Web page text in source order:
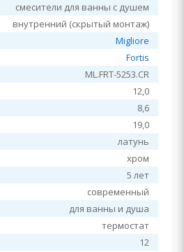
смесители для ванны с душем
внутренний (скрытый монтаж)
Migliore
Fortis
ML.FRT-5253.CR
12,0
8,6
19,0
латунь
хром
5 лет
современный
для ванны и душа
термостат
12